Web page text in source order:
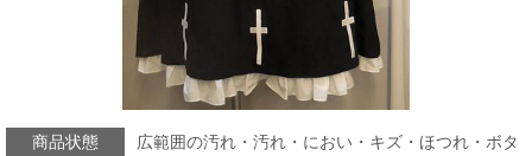
商品状態
広範囲の汚れ・汚れ・におい・キズ・ほつれ・ボタ